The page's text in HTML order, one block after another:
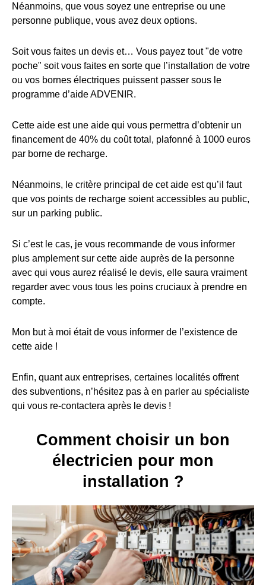
Néanmoins, que vous soyez une entreprise ou une
personne publique, vous avez deux options.
Soit vous faites un devis et… Vous payez tout "de votre
poche" soit vous faites en sorte que l’installation de votre
ou vos bornes électriques puissent passer sous le
programme d’aide ADVENIR.
Cette aide est une aide qui vous permettra d’obtenir un
financement de 40% du coût total, plafonné à 1000 euros
par borne de recharge.
Néanmoins, le critère principal de cet aide est qu’il faut
que vos points de recharge soient accessibles au public,
sur un parking public.
Si c’est le cas, je vous recommande de vous informer
plus amplement sur cette aide auprès de la personne
avec qui vous aurez réalisé le devis, elle saura vraiment
regarder avec vous tous les poins cruciaux à prendre en
compte.
Mon but à moi était de vous informer de l’existence de
cette aide !
Enfin, quant aux entreprises, certaines localités offrent
des subventions, n’hésitez pas à en parler au spécialiste
qui vous re-contactera après le devis !
Comment choisir un bon
électricien pour mon
installation ?